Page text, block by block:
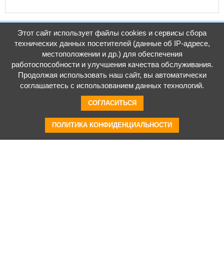
Документация
Размер: 0 b
Видео
Этот сайт использует файлы cookies и сервисы сбора
технических данных посетителей (данные об IP-адресе,
местоположении и др.) для обеспечения
работоспособности и улучшения качества обслуживания.
Продолжая использовать наш сайт, вы автоматически
соглашаетесь с использованием данных технологий.
СОГЛАСИТЬСЯ
ПОЛИТИКА КОНФИДЕНЦИАЛЬНОСТИ